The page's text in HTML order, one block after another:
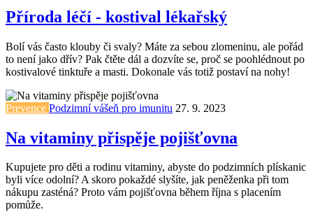
Příroda léčí - kostival lékařský
Bolí vás často klouby či svaly? Máte za sebou zlomeninu, ale pořád
to není jako dřív? Pak čtěte dál a dozvíte se, proč se poohlédnout po
kostivalové tinktuře a masti. Dokonale vás totiž postaví na nohy!
Prevence Podzimní vášeň pro imunitu 27. 9. 2023
Na vitaminy přispěje pojišťovna
Kupujete pro děti a rodinu vitaminy, abyste do podzimních plískanic
byli více odolní? A skoro pokaždé slyšíte, jak peněženka při tom
nákupu zasténá? Proto vám pojišťovna během října s placením
pomůže.